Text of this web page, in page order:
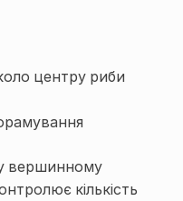
центру риби
у вершинному
кількість